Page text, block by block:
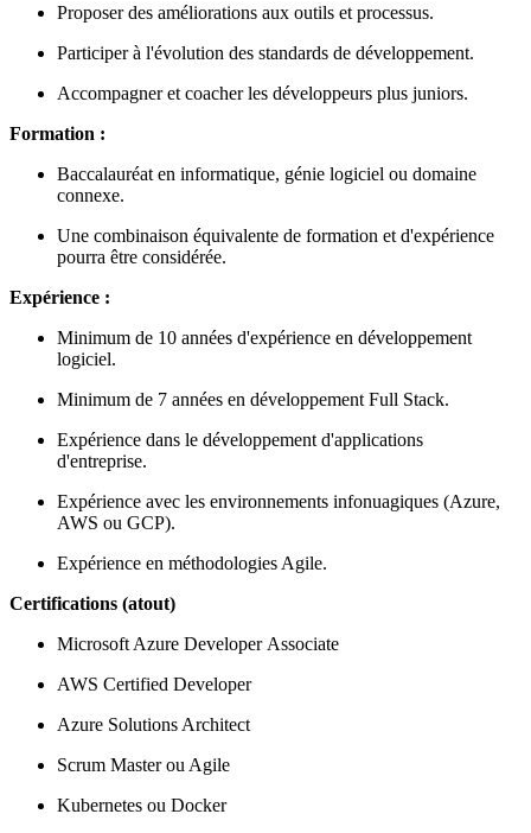
Proposer des améliorations aux outils et processus.
Participer à l'évolution des standards de développement.
Accompagner et coacher les développeurs plus juniors.
Formation :
Baccalauréat en informatique, génie logiciel ou domaine
connexe.
Une combinaison équivalente de formation et d'expérience
pourra être considérée.
Expérience :
Minimum de 10 années d'expérience en développement
logiciel.
Minimum de 7 années en développement Full Stack.
Expérience dans le développement d'applications
d'entreprise.
Expérience avec les environnements infonuagiques (Azure,
AWS ou GCP).
Expérience en méthodologies Agile.
Certifications (atout)
Microsoft Azure Developer Associate
AWS Certified Developer
Azure Solutions Architect
Scrum Master ou Agile
Kubernetes ou Docker